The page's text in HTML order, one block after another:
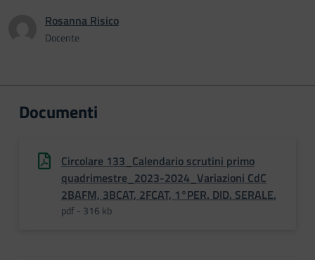
Rosanna Risico
Docente
Documenti
Circolare 133_Calendario scrutini primo
quadrimestre_2023-2024_Variazioni CdC
2BAFM, 3BCAT, 2FCAT, 1°PER. DID. SERALE.
pdf - 316 kb